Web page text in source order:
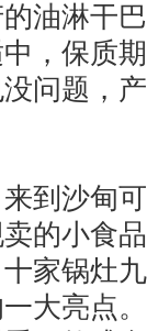
油淋干
，保质
问题，
沙甸可
的小食
家锅灶
大亮点